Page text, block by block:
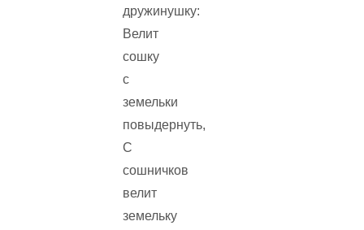
дружинушку:
Велит
сошку
с
земельки
повыдернуть,
С
сошничков
велит
земельку